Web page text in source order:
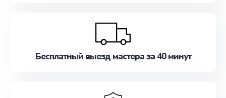
Бесплатный выезд мастера за 40 минут